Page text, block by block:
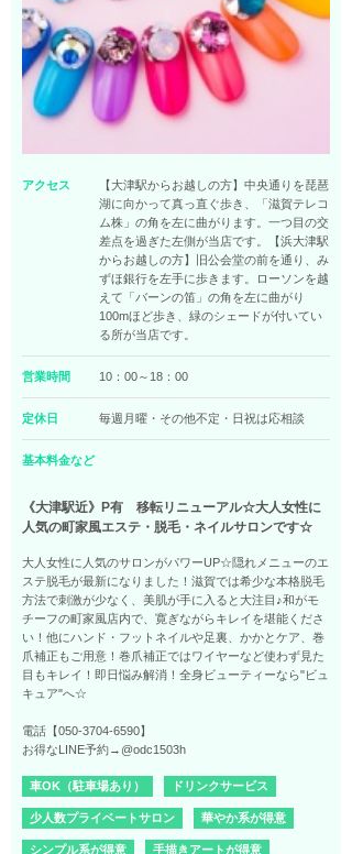
アクセス
【大津駅からお越しの方】中央通りを琵琶
湖に向かって真っ直ぐ歩き、「滋賀テレコ
ム株」の角を左に曲がります。一つ目の交
差点を過ぎた左側が当店です。【浜大津駅
からお越しの方】旧公会堂の前を通り、み
ずほ銀行を左手に歩きます。ローソンを越
えて「バーンの笛」の角を左に曲がり
100mほど歩き、緑のシェードが付いてい
る所が当店です。
営業時間 10：00～18：00
定休日 毎週月曜・その他不定・日祝は応相談
基本料金など
《大津駅近》P有 移転リニューアル☆大人女性に
人気の町家風エステ・脱毛・ネイルサロンです☆
大人女性に人気のサロンがパワーUP☆隠れメニューのエ
ステ脱毛が最新になりました！滋賀では希少な本格脱毛
方法で刺激が少なく、美肌が手に入ると大注目♪和がモ
チーフの町家風店内で、寛ぎながらキレイを堪能くださ
い！他にハンド・フットネイルや足裏、かかとケア、巻
爪補正もご用意！巻爪補正ではワイヤーなど使わず見た
目もキレイ！即日悩み解消！全身ビューティーなら"ビュ
キュア"へ☆
電話【050-3704-6590】
お得なLINE予約→@odc1503h
車OK（駐車場あり） ドリンクサービス
少人数プライベートサロン 華やか系が得意
シンプル系が得意 手描きアートが得意